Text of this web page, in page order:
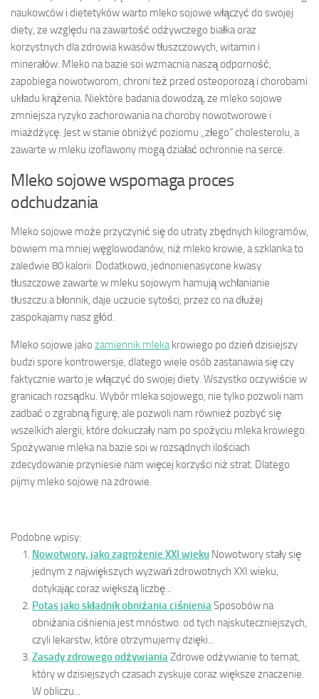
naukowców i dietetyków warto mleko sojowe włączyć do swojej
diety, ze względu na zawartość odżywczego białka oraz
korzystnych dla zdrowia kwasów tłuszczowych, witamin i
minerałów. Mleko na bazie soi wzmacnia naszą odporność,
zapobiega nowotworom, chroni też przed osteoporozą i chorobami
układu krążenia. Niektóre badania dowodzą, ze mleko sojowe
zmniejsza ryzyko zachorowania na choroby nowotworowe i
miażdżycę. Jest w stanie obniżyć poziomu ,,złego” cholesterolu, a
zawarte w mleku izoflawony mogą działać ochronnie na serce.
Mleko sojowe wspomaga proces
odchudzania
Mleko sojowe może przyczynić się do utraty zbędnych kilogramów,
bowiem ma mniej węglowodanów, niż mleko krowie, a szklanka to
zaledwie 80 kalorii. Dodatkowo, jednonienasycone kwasy
tłuszczowe zawarte w mleku sojowym hamują wchłanianie
tłuszczu.a błonnik, daje uczucie sytości, przez co na dłużej
zaspokajamy nasz głód.
Mleko sojowe jako zamiennik mlekakrowiego po dzień dzisiejszy
budzi spore kontrowersje, dlatego wiele osób zastanawia się czy
faktycznie warto je włączyć do swojej diety. Wszystko oczywiście w
granicach rozsądku. Wybór mleka sojowego, nie tylko pozwoli nam
zadbać o zgrabną figurę, ale pozwoli nam również pozbyć się
wszelkich alergii, które dokuczały nam po spożyciu mleka krowiego.
Spożywanie mleka na bazie soi w rozsądnych ilościach
zdecydowanie przyniesie nam więcej korzyści niż strat. Dlatego
pijmy mleko sojowe na zdrowie.
Podobne wpisy:
Nowotwory, jako zagrożenie XXI wieku Nowotwory stały się
jednym z największych wyzwań zdrowotnych XXI wieku,
dotykając coraz większą liczbę...
Potas jako składnik obniżania ciśnieniaSposobów na
obniżania ciśnienia jest mnóstwo: od tych najskuteczniejszych,
czyli lekarstw, które otrzymujemy dzięki...
Zasady zdrowego odżywianiaZdrowe odżywianie to temat,
który w dzisiejszych czasach zyskuje coraz większe znaczenie.
W obliczu...